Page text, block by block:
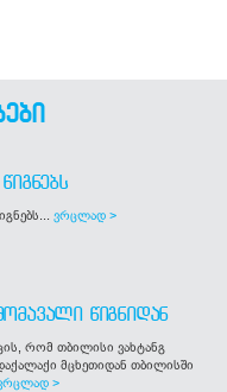
ვრცლად >
ᲬᲘᲒᲜᲘᲓᲐᲜ
რომ თბილისი ვახტანგ
მცხეთიდან თბილისში
>